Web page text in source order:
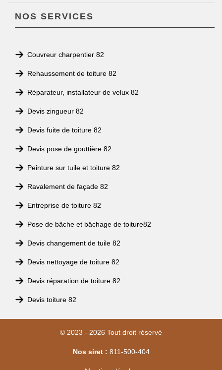
NOS SERVICES
Couvreur charpentier 82
Rehaussement de toiture 82
Réparateur, installateur de velux 82
Devis zingueur 82
Devis fuite de toiture 82
Devis pose de gouttière 82
Peinture sur tuile et toiture 82
Ravalement de façade 82
Entreprise de toiture 82
Pose de bâche et bâchage de toiture82
Devis changement de tuile 82
Devis nettoyage de toiture 82
Devis réparation de toiture 82
Devis toiture 82
© 2023 - 2026 Tout droit réservé
Nos siret : 811-500-404